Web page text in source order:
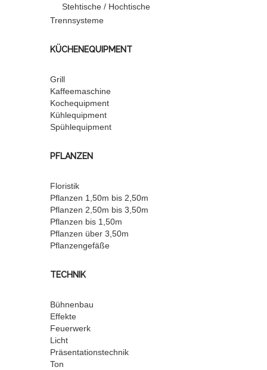
Stehtische / Hochtische
Trennsysteme
KÜCHENEQUIPMENT
Grill
Kaffeemaschine
Kochequipment
Kühlequipment
Spühlequipment
PFLANZEN
Floristik
Pflanzen 1,50m bis 2,50m
Pflanzen 2,50m bis 3,50m
Pflanzen bis 1,50m
Pflanzen über 3,50m
Pflanzengefäße
TECHNIK
Bühnenbau
Effekte
Feuerwerk
Licht
Präsentationstechnik
Ton